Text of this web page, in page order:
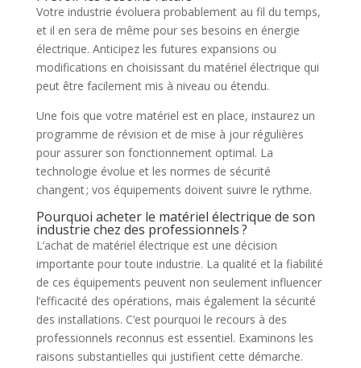
Votre industrie évoluera probablement au fil du temps,
et il en sera de même pour ses besoins en énergie
électrique. Anticipez les futures expansions ou
modifications en choisissant du matériel électrique qui
peut être facilement mis à niveau ou étendu.
Une fois que votre matériel est en place, instaurez un
programme de révision et de mise à jour régulières
pour assurer son fonctionnement optimal. La
technologie évolue et les normes de sécurité
changent ; vos équipements doivent suivre le rythme.
Pourquoi acheter le matériel électrique de son
industrie chez des professionnels ?
L’achat de matériel électrique est une décision
importante pour toute industrie. La qualité et la fiabilité
de ces équipements peuvent non seulement influencer
l’efficacité des opérations, mais également la sécurité
des installations. C’est pourquoi le recours à des
professionnels reconnus est essentiel. Examinons les
raisons substantielles qui justifient cette démarche.